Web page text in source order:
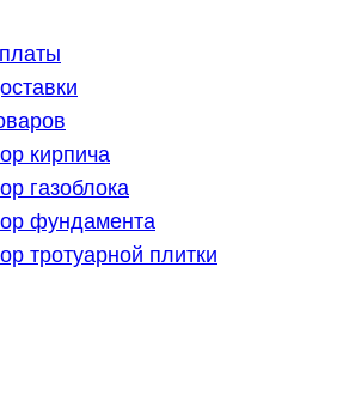
кирпича
газоблока
фундамента
тротуарной плитки